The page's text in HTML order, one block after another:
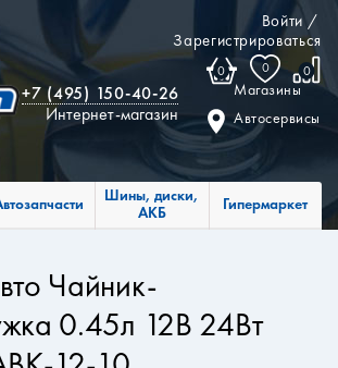
Войти /
Зарегистрироваться
0 0 0
Магазины
Автосервисы
+7 (495) 150-40-26
Интернет-магазин
Шины, диски,
АКБ
Гипермаркет
Чайник-
0.45л 12В 24Вт